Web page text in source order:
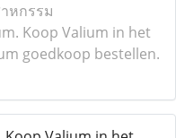
หกรรม
Koop Valium in het
goedkoop bestellen.